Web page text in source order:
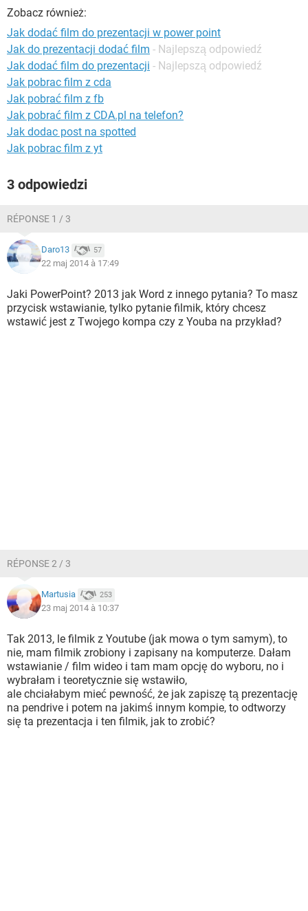
Zobacz również:
Jak dodać film do prezentacji w power point
Jak do prezentacji dodać film - Najlepszą odpowiedź
Jak dodać film do prezentacji - Najlepszą odpowiedź
Jak pobrac film z cda
Jak pobrać film z fb
Jak pobrać film z CDA.pl na telefon?
Jak dodac post na spotted
Jak pobrac film z yt
3 odpowiedzi
RÉPONSE 1 / 3
Daro13 57
22 maj 2014 à 17:49
Jaki PowerPoint? 2013 jak Word z innego pytania? To masz
przycisk wstawianie, tylko pytanie filmik, który chcesz
wstawić jest z Twojego kompa czy z Youba na przykład?
RÉPONSE 2 / 3
Martusia 253
23 maj 2014 à 10:37
Tak 2013, le filmik z Youtube (jak mowa o tym samym), to
nie, mam filmik zrobiony i zapisany na komputerze. Dałam
wstawianie / film wideo i tam mam opcję do wyboru, no i
wybrałam i teoretycznie się wstawiło,
ale chciałabym mieć pewność, że jak zapiszę tą prezentację
na pendrive i potem na jakimś innym kompie, to odtworzy
się ta prezentacja i ten filmik, jak to zrobić?